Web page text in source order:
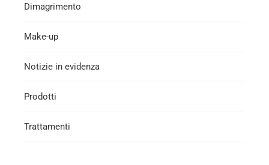
Dimagrimento
Make-up
Notizie in evidenza
Prodotti
Trattamenti